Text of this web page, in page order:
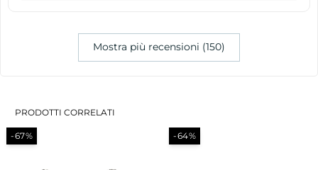
Mostra più recensioni (150)
PRODOTTI CORRELATI
-67% -64%